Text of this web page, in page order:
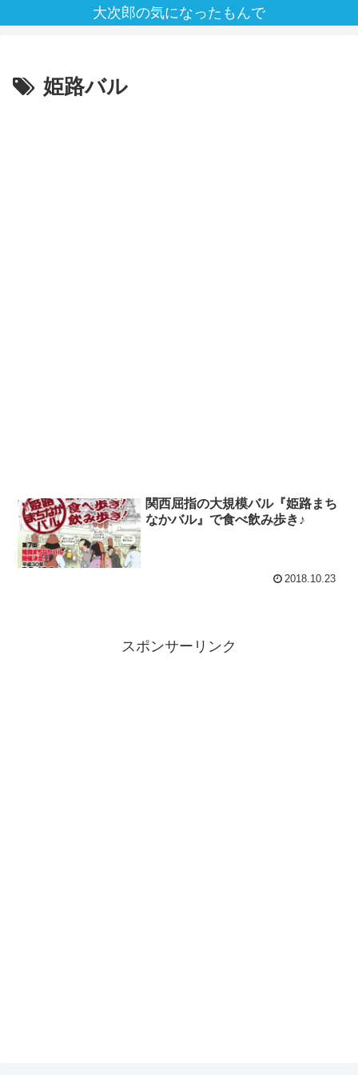
大次郎の気になったもんで
姫路バル
関西屈指の大規模バル『姫路まち
なかバル』で食べ飲み歩き♪
2018.10.23
スポンサーリンク